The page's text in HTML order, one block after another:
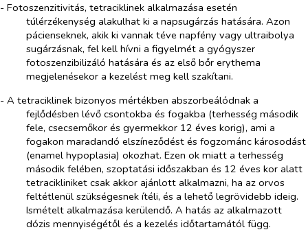
- Fotoszenzitivitás, tetraciklinek alkalmazása esetén
túlérzékenység alakulhat ki a napsugárzás hatására. Azon
pácienseknek, akik ki vannak téve napfény vagy ultraibolya
sugárzásnak, fel kell hívni a figyelmét a gyógyszer
fotoszenzibilizáló hatására és az első bőr erythema
megjelenésekor a kezelést meg kell szakítani.
- A tetraciklinek bizonyos mértékben abszorbeálódnak a
fejlődésben lévő csontokba és fogakba (terhesség második
fele, csecsemőkor és gyermekkor 12 éves korig), ami a
fogakon maradandó elszíneződést és fogzománc károsodást
(enamel hypoplasia) okozhat. Ezen ok miatt a terhesség
második felében, szoptatási időszakban és 12 éves kor alatt
tetracikliniket csak akkor ajánlott alkalmazni, ha az orvos
feltétlenül szükségesnek ítéli, és a lehető legrövidebb ideig.
Ismételt alkalmazása kerülendő. A hatás az alkalmazott
dózis mennyiségétől és a kezelés időtartamától függ.